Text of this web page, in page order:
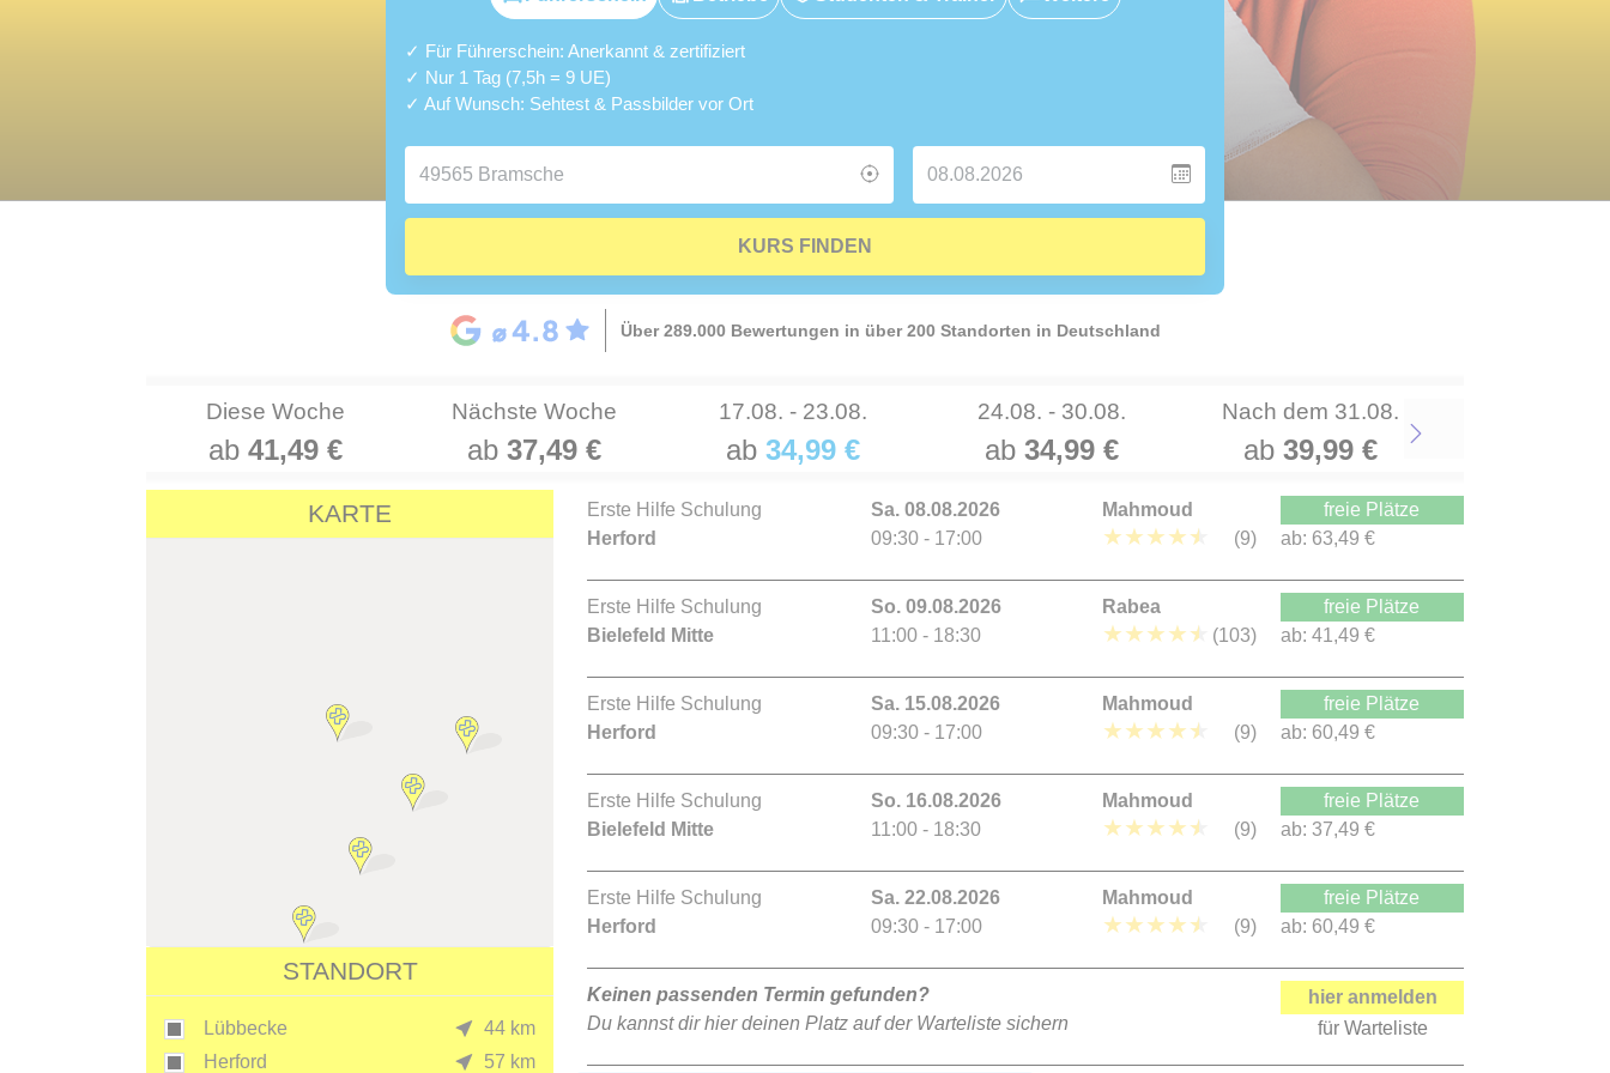
✓ Für Führerschein: Anerkannt & zertifiziert
✓ Nur 1 Tag (7,5h = 9 UE)
✓ Auf Wunsch: Sehtest & Passbilder vor Ort
KURS FINDEN
Über 289.000 Bewertungen in über 200 Standorten in Deutschland
Diese Woche
ab 41,49 €
Nächste Woche
ab 37,49 €
17.08. - 23.08.
ab 34,99 €
24.08. - 30.08.
ab 34,99 €
Nach dem 31.08.
ab 39,99 € Next
KARTE
STANDORT
Lübbecke
44 km
Herford
57 km
Erste Hilfe Schulung
Herford
Sa. 08.08.2026
09:30 - 17:00
Mahmoud
★★★★★ (9)
freie Plätze
ab: 63,49 €
Erste Hilfe Schulung
Bielefeld Mitte
So. 09.08.2026
11:00 - 18:30
Rabea
★★★★★ (103)
freie Plätze
ab: 41,49 €
Erste Hilfe Schulung
Herford
Sa. 15.08.2026
09:30 - 17:00
Mahmoud
★★★★★ (9)
freie Plätze
ab: 60,49 €
Erste Hilfe Schulung
Bielefeld Mitte
So. 16.08.2026
11:00 - 18:30
Mahmoud
★★★★★ (9)
freie Plätze
ab: 37,49 €
Erste Hilfe Schulung
Herford
Sa. 22.08.2026
09:30 - 17:00
Mahmoud
★★★★★ (9)
freie Plätze
ab: 60,49 €
Keinen passenden Termin gefunden?
Du kannst dir hier deinen Platz auf der Warteliste sichern
hier anmelden
für Warteliste